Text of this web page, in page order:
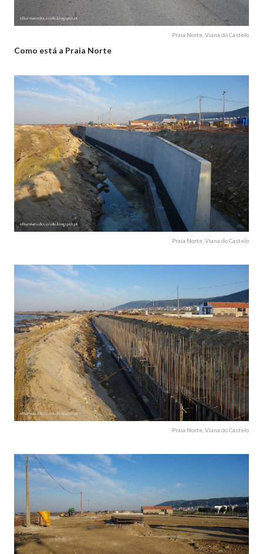
Praia Norte, Viana do Castelo
Como está a Praia Norte
Praia Norte, Viana do Castelo
Praia Norte, Viana do Castelo